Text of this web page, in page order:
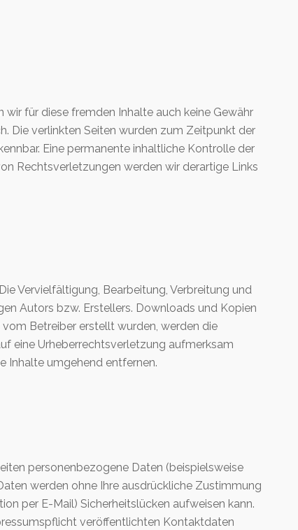
wir für diese fremden Inhalte auch keine Gewähr
Die verlinkten Seiten wurden zum Zeitpunkt der
Eine permanente inhaltliche Kontrolle der
Rechtsverletzungen werden wir derartige Links
Vervielfältigung, Bearbeitung, Verbreitung und
Autors bzw. Erstellers. Downloads und Kopien
Betreiber erstellt wurden, werden die
eine Urheberrechtsverletzung aufmerksam
Inhalte umgehend entfernen.
personenbezogene Daten (beispielsweise
werden ohne Ihre ausdrückliche Zustimmung
per E-Mail) Sicherheitslücken aufweisen kann.
veröffentlichten Kontaktdaten